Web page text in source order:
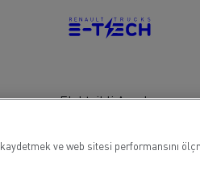
Elektrikli Araçlar
ve web sitesi performansını